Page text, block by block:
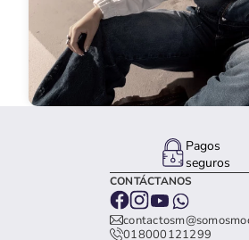
Pagos
seguros
CONTÁCTANOS
018000121299